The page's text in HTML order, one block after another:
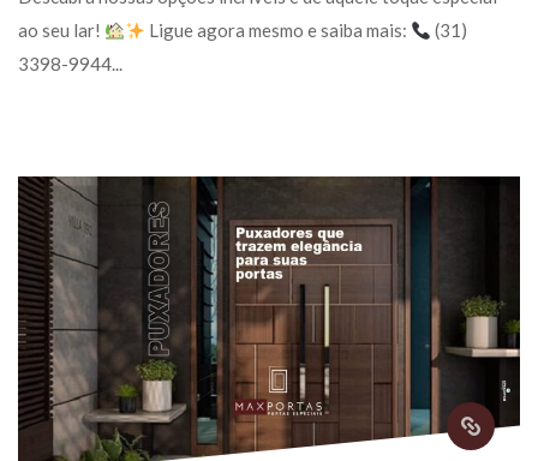
ao seu lar!
Ligue agora mesmo e saiba mais:
(31)
3398-9944...